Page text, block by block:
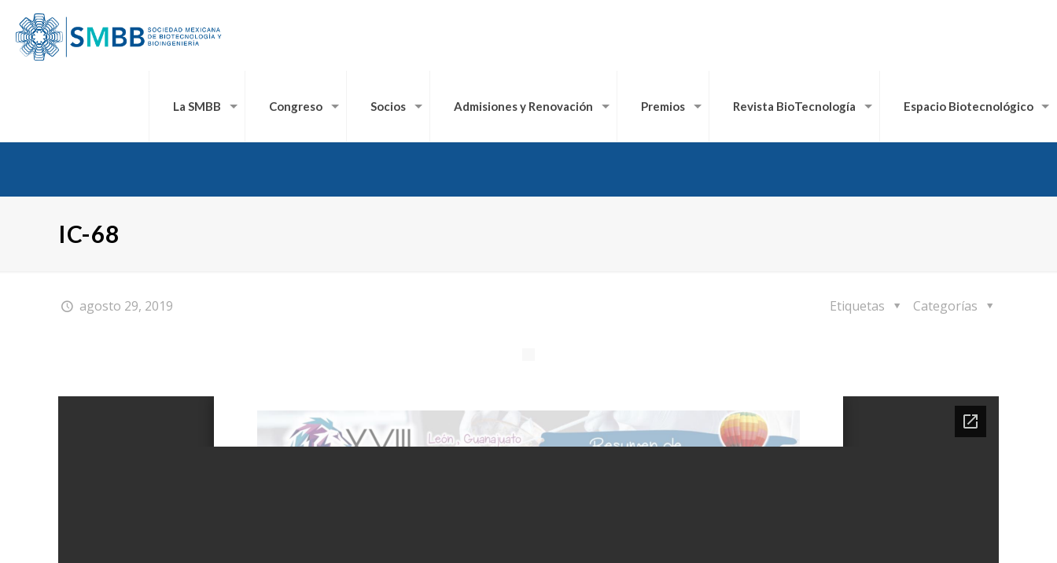
La SMBB Congreso Socios Admisiones y Renovación Premios Revista BioTecnología Espacio Biotecnológico
IC-68
agosto 29, 2019 Categorías
Etiquetas